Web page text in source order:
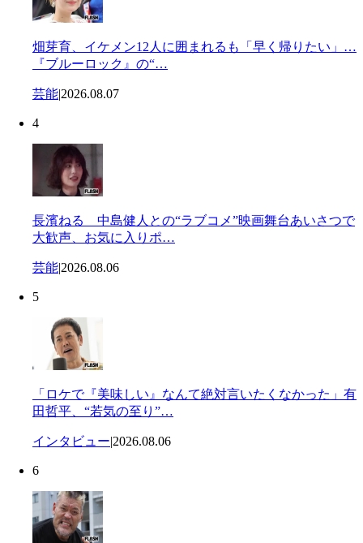
畑芽育、イケメン12人に囲まれるも「早く帰りたい」…
『ブルーロック』の“…
芸能|2026.08.07
4
長濱ねる 中島健人との“ラブコメ”映画舞台あいさつで
大歓声、お気に入りポ…
芸能|2026.08.06
5
「ロケで『美味しい』なんて絶対言いたくなかった」有
田哲平、“若気の至り”…
インタビュー|2026.08.06
6